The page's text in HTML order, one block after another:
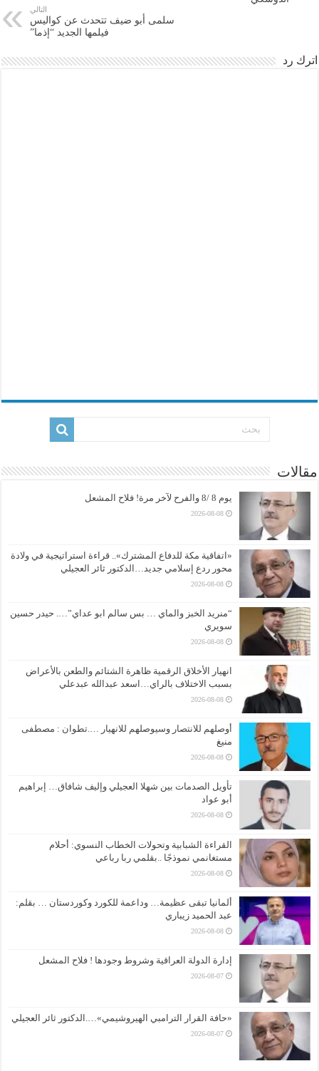
التالي
سلمى أبو ضيف تتحدث عن كواليس
فيلمها الجديد “إذما”
اترك رد
مقالات
يوم 8 /8 والفرح لآخر مرة! فلاح المشعل
2026-08-08
«اتفاقية مكة للدفاع المشترك».. قراءة استراتيجية في ولادة
محور ردع إسلامي جديد…الدكتور ثائر العجيلي
2026-08-08
“منريد الخبز والماي … بس سالم ابو عداي”…. حيدر حسين
سويري
2026-08-08
انهيار الأخلاق الرقمية ظاهرة الشتائم والطعن بالأعراض
بسبب الاختلاف بالراي…اسعد عبدالله عبدعلي
2026-08-08
أوصلهم للانتصار وسيوصلهم للانهيار ….تطوان : مصطفى
منيغ
2026-08-08
تأويل الصدمات بين شهلا العجيلي وإليف شافاق… إبراهيم
أبو عواد
2026-08-08
القراءة الشبابية وتحولات الخطاب النسوي: أحلام
مستغانمي نموذجًا ..بقلمي ربا رباعي
2026-08-08
ألمانيا تبقى عظيمة… وداعمة للكورد وكوردستان … بقلم:
عبد الحميد زيباري
2026-08-08
إدارة الدولة العراقية وشروط وجودها ! فلاح المشعل
2026-08-07
«حافة القرار الترامبي الهيروشيمي»….الدكتور ثائر العجيلي
2026-08-07